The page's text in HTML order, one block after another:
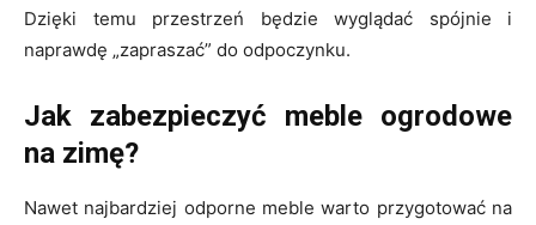
Dzięki temu przestrzeń będzie wyglądać spójnie i
naprawdę „zapraszać” do odpoczynku.
Jak zabezpieczyć meble ogrodowe
na zimę?
Nawet najbardziej odporne meble warto przygotować na